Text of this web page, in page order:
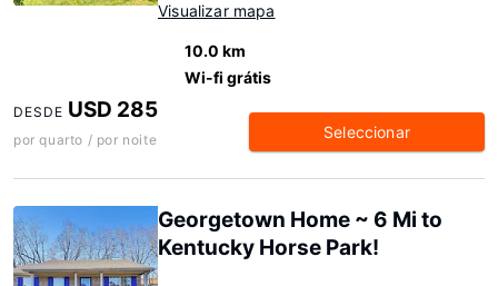
Visualizar mapa
10.0 km
Wi-fi grátis
DESDE USD 285
por quarto / por noite Seleccionar
Georgetown Home ~ 6 Mi to
Kentucky Horse Park!